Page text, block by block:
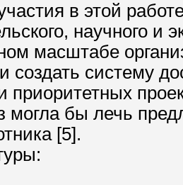
в этой
научного и
масштабе
создать систему
приоритетных
могла бы лечь
[5].